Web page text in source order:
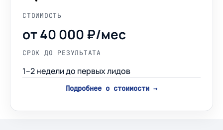
СТОИМОСТЬ
от 40 000 ₽/мес
СРОК ДО РЕЗУЛЬТАТА
1–2 недели до первых лидов
Подробнее о стоимости →